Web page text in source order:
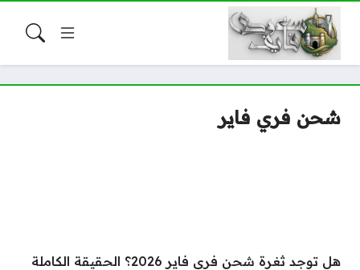
شحن فري فاير
هل توجد ثغرة شحن فري فاير 2026؟ الحقيقة الكاملة